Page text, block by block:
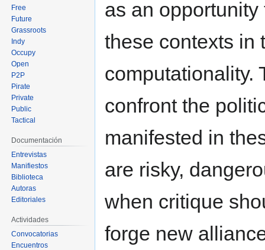
as an
these contexts in
computationality.
confront the
manifested in
are risky,
when critique
forge new
Free
Future
Grassroots
Indy
Occupy
Open
P2P
Pirate
Private
Public
Tactical
Documentación
Entrevistas
Manifiestos
Biblioteca
Autoras
Editoriales
Actividades
Convocatorias
Encuentros